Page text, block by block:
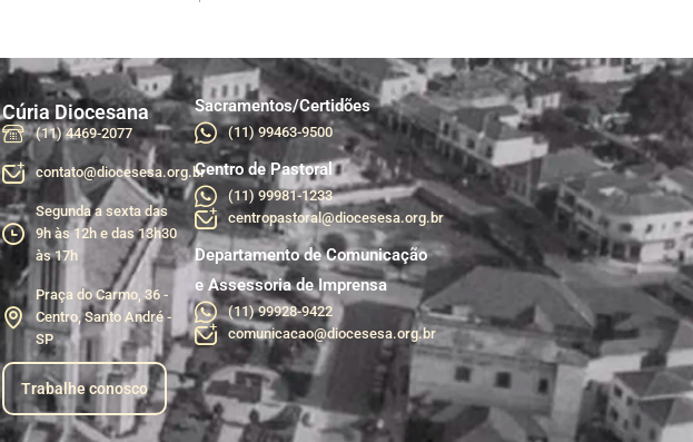
Cúria Diocesana
(11) 4469-2077
contato@diocesesa.org.br
Segunda a sexta das
9h às 12h e das 13h30
às 17h
Praça do Carmo, 36 -
Centro, Santo André -
SP
Trabalhe conosco
Sacramentos/Certidões
(11) 99463-9500
Centro de Pastoral
(11) 99981-1233
centropastoral@diocesesa.org.br
Departamento de Comunicação
e Assessoria de Imprensa
(11) 99928-9422
comunicacao@diocesesa.org.br